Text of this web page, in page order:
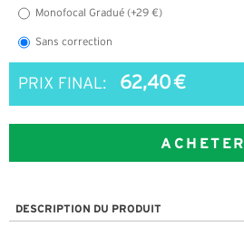
Monofocal Gradué (+29 €)
Sans correction
PRIX FINAL: 62,40 €
ACHETER
DESCRIPTION DU PRODUIT